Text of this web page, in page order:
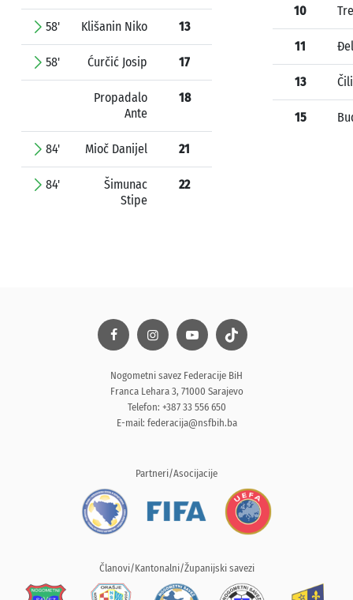
58' Klišanin Niko 13
58' Ćurčić Josip 17
Propadalo
Ante
18
84' Mioč Danijel 21
84'
Šimunac
Stipe
22
10
11
13
15
Nogometni savez Federacije BiH
Franca Lehara 3, 71000 Sarajevo
Telefon: +387 33 556 650
E-mail: federacija@nsfbih.ba
Partneri/Asocijacije
Članovi/Kantonalni/Županijski savezi